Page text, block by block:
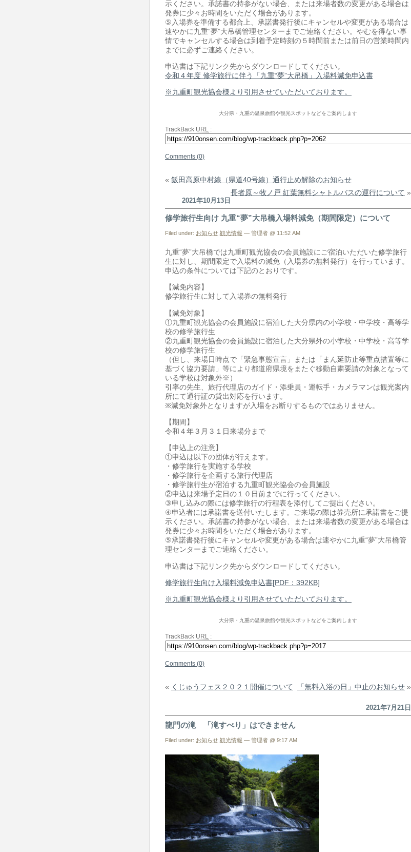
示ください。承諾書の持参がない場合、または来場者数の変更がある場合は
発券に少々お時間をいただく場合があります。
⑤入場券を準備する都合上、承諾書発行後にキャンセルや変更がある場合は
速やかに九重“夢”大吊橋管理センターまでご連絡ください。やむを得ない事
情でキャンセルする場合は到着予定時刻の５時間前または前日の営業時間内
までに必ずご連絡ください。
申込書は下記リンク先からダウンロードしてください。
令和４年度 修学旅行に伴う「九重“夢”大吊橋」入場料減免申込書
※九重町観光協会様より引用させていただいております。
大分県・九重の温泉旅館や観光スポットなどをご案内します
TrackBack URL :
Comments (0)
« 飯田高原中村線（県道40号線）通行止め解除のお知らせ
長者原～牧ノ戸 紅葉無料シャトルバスの運行について »
2021年10月13日
修学旅行生向け 九重“夢”大吊橋入場料減免（期間限定）について
Filed under: お知らせ 観光情報 — 管理者 @ 11:52 AM
九重“夢”大吊橋では九重町観光協会の会員施設にご宿泊いただいた修学旅行
生に対し、期間限定で入場料の減免（入場券の無料発行）を行っています。
申込の条件については下記のとおりです。
【減免内容】
修学旅行生に対して入場券の無料発行
【減免対象】
①九重町観光協会の会員施設に宿泊した大分県内の小学校・中学校・高等学
校の修学旅行生
②九重町観光協会の会員施設に宿泊した大分県外の小学校・中学校・高等学
校の修学旅行生
（但し、来場日時点で「緊急事態宣言」または「まん延防止等重点措置等に
基づく協力要請」等により都道府県境をまたぐ移動自粛要請の対象となって
いる学校は対象外※）
引率の先生、旅行代理店のガイド・添乗員・運転手・カメラマンは観光案内
所にて通行証の貸出対応を行います。
※減免対象外となりますが入場をお断りするものではありません。
【期間】
令和４年３月３１日来場分まで
【申込上の注意】
①申込は以下の団体が行えます。
・修学旅行を実施する学校
・修学旅行を企画する旅行代理店
・修学旅行生が宿泊する九重町観光協会の会員施設
②申込は来場予定日の１０日前までに行ってください。
③申し込みの際には修学旅行の行程表を添付してご提出ください。
④申込者には承諾書を送付いたします。ご来場の際は券売所に承諾書をご提
示ください。承諾書の持参がない場合、または来場者数の変更がある場合は
発券に少々お時間をいただく場合があります。
⑤承諾書発行後にキャンセルや変更がある場合は速やかに九重“夢”大吊橋管
理センターまでご連絡ください。
申込書は下記リンク先からダウンロードしてください。
修学旅行生向け入場料減免申込書[PDF：392KB]
※九重町観光協会様より引用させていただいております。
大分県・九重の温泉旅館や観光スポットなどをご案内します
TrackBack URL :
Comments (0)
« くじゅうフェス２０２１開催について 「無料入浴の日」中止のお知らせ »
2021年7月21日
龍門の滝 「滝すべり」はできません
Filed under: お知らせ,観光情報 — 管理者 @ 9:17 AM